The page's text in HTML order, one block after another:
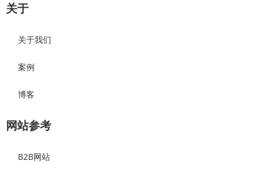
关于
关于我们
案例
博客
网站参考
B2B网站